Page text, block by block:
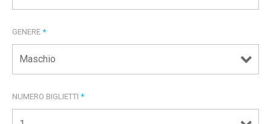
GENERE *
NUMERO BIGLIETTI *